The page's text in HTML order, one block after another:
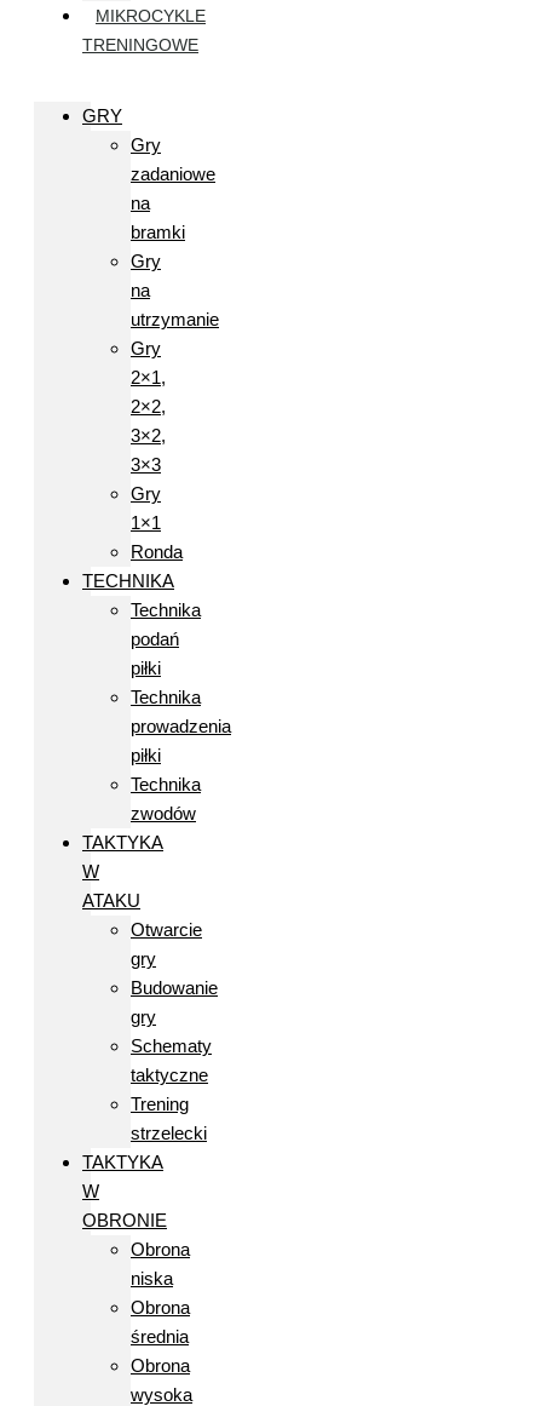
MIKROCYKLE
TRENINGOWE
GRY
Gry
zadaniowe
na
bramki
Gry
na
utrzymanie
Gry
2×1,
2×2,
3×2,
3×3
Gry
1×1
Ronda
TECHNIKA
Technika
podań
piłki
Technika
prowadzenia
piłki
Technika
zwodów
TAKTYKA
W
ATAKU
Otwarcie
gry
Budowanie
gry
Schematy
taktyczne
Trening
strzelecki
TAKTYKA
W
OBRONIE
Obrona
niska
Obrona
średnia
Obrona
wysoka